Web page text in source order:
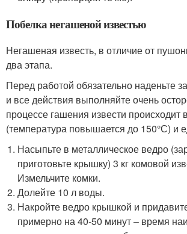
Побелка негашеной известью
Негашеная известь, в отличие от
два этапа.
Перед работой обязательно наденьте
и все действия выполняйте очень
процессе гашения извести происходит
(температура повышается до 150°С) и
Насыпьте в металлическое ведро
приготовьте крышку) 3 кг комовой
Измельчите комки.
Долейте 10 л воды.
Накройте ведро крышкой и
примерно на 40-50 минут – время